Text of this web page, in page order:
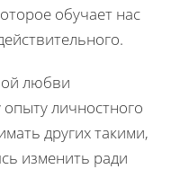
обучает нас
любви
личностного
других такими,
изменить ради